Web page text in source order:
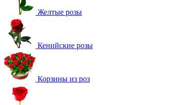
Желтые розы
Кенийские розы
Корзины из роз